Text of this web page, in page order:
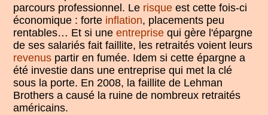
parcours professionnel. Le risque est cette fois-ci
économique : forte inflation, placements peu
rentables… Et si uneentreprise qui gère l'épargne
de ses salariés fait faillite, les retraités voient leurs
revenus partir en fumée. Idem si cette épargne a
été investie dans une entreprise qui met la clé
sous la porte. En 2008, la faillite de Lehman
Brothers a causé la ruine de nombreux retraités
américains.